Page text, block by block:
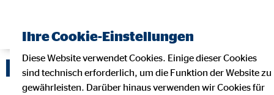
Datenschutz
Ihre Cookie-Einstellungen
Diese Website verwendet Cookies. Einige dieser Cookies
sind technisch erforderlich, um die Funktion der Website zu
gewährleisten. Darüber hinaus verwenden wir Cookies für